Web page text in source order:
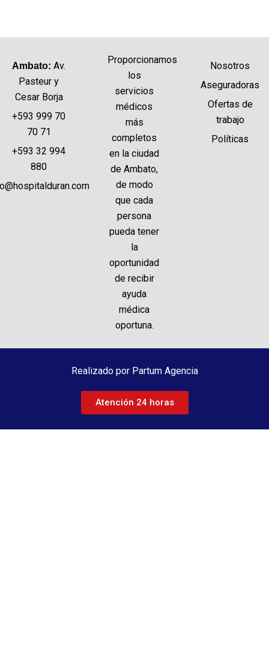
Ambato: Av.
Pasteur y
Cesar Borja
+593 999 70
70 71
+593 32 994
880
Proporcionamos
los
servicios
médicos
más
completos
en la ciudad
de Ambato,
de modo
que cada
persona
pueda tener
la
oportunidad
de recibir
ayuda
médica
oportuna.
Nosotros
Aseguradoras
Ofertas de
trabajo
Políticas
Realizado por Partum Agencia
Atención 24 horas